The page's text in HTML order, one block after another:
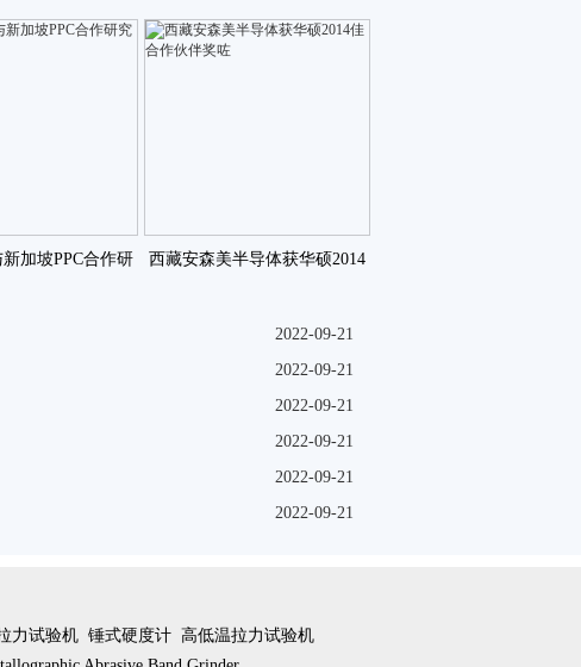
达成咗 中国气象科咗
加坡PPC合作研 西藏安森美半导体获华硕2014
2022-09-21
2022-09-21
2022-09-21
2022-09-21
2022-09-21
2022-09-21
力试验机 锤式硬度计 高低温拉力试验机